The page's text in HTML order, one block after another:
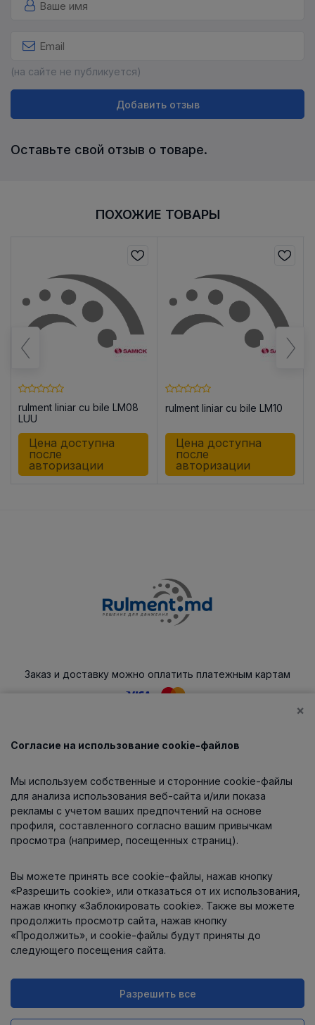
(на сайте не публикуется)
Добавить отзыв
Оставьте свой отзыв о товаре.
ПОХОЖИЕ ТОВАРЫ
rulment liniar cu bile LM08
LUU
Цена доступна
после
авторизации
rulment liniar cu bile LM10
Цена доступна
после
авторизации
Заказ и доставку можно оплатить платежным картам
Каталог
О компании
Информация
Контакты
Интернет-магазин работает
×
Согласие на использование cookie-файлов
Мы используем собственные и сторонние cookie-файлы
для анализа использования веб-сайта и/или показа
рекламы с учетом ваших предпочтений на основе
профиля, составленного согласно вашим привычкам
просмотра (например, посещенных страниц).
Вы можете принять все cookie-файлы, нажав кнопку
«Разрешить cookie», или отказаться от их использования,
нажав кнопку «Заблокировать cookie». Также вы можете
продолжить просмотр сайта, нажав кнопку
«Продолжить», и cookie-файлы будут приняты до
следующего посещения сайта.
Разрешить все